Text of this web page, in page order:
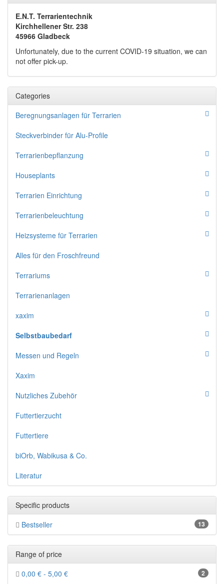
E.N.T. Terrarientechnik
Kirchhellener Str. 238
45966 Gladbeck
Unfortunately, due to the current COVID-19 situation, we can
not offer pick-up.
Categories
Beregnungsanlagen für Terrarien
Steckverbinder für Alu-Profile
Terrarienbepflanzung
Houseplants
Terrarien Einrichtung
Terrarienbeleuchtung
Heizsysteme für Terrarien
Alles für den Froschfreund
Terrariums
Terrarienanlagen
xaxim
Selbstbaubedarf
Messen und Regeln
Xaxim
Nutzliches Zubehör
Futtertierzucht
Futtertiere
biOrb, Wabikusa & Co.
Literatur
Specific products
13
Bestseller
Range of price
2
0,00 € - 5,00 €